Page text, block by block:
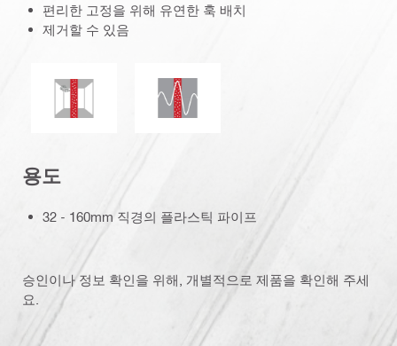
편리한 고정을 위해 유연한 훅 배치
제거할 수 있음
곰팡이 및 흰곰팡이 저항성
내진
용도
32 - 160mm 직경의 플라스틱 파이프
승인이나 정보 확인을 위해, 개별적으로 제품을 확인해 주세
요.